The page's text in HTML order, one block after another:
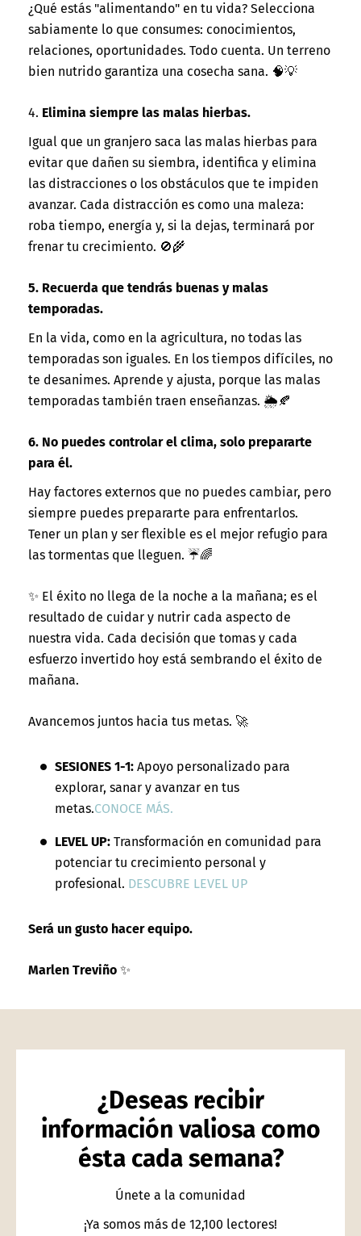
¿Qué estás "alimentando" en tu vida? Selecciona
sabiamente lo que consumes: conocimientos,
relaciones, oportunidades. Todo cuenta. Un terreno
bien nutrido garantiza una cosecha sana. 🧠💡
4. Elimina siempre las malas hierbas.
Igual que un granjero saca las malas hierbas para
evitar que dañen su siembra, identifica y elimina
las distracciones o los obstáculos que te impiden
avanzar. Cada distracción es como una maleza:
roba tiempo, energía y, si la dejas, terminará por
frenar tu crecimiento. 🚫🌾
5. Recuerda que tendrás buenas y malas
temporadas.
En la vida, como en la agricultura, no todas las
temporadas son iguales. En los tiempos difíciles, no
te desanimes. Aprende y ajusta, porque las malas
temporadas también traen enseñanzas. 🌦️🍂
6. No puedes controlar el clima, solo prepararte
para él.
Hay factores externos que no puedes cambiar, pero
siempre puedes prepararte para enfrentarlos.
Tener un plan y ser flexible es el mejor refugio para
las tormentas que lleguen. ☔🌈
✨ El éxito no llega de la noche a la mañana; es el
resultado de cuidar y nutrir cada aspecto de
nuestra vida. Cada decisión que tomas y cada
esfuerzo invertido hoy está sembrando el éxito de
mañana.
Avancemos juntos hacia tus metas. 🚀
SESIONES 1-1: Apoyo personalizado para
explorar, sanar y avanzar en tus
metas.CONOCE MÁS.
LEVEL UP: Transformación en comunidad para
potenciar tu crecimiento personal y
profesional. DESCUBRE LEVEL UP
Será un gusto hacer equipo.
Marlen Treviño ✨
¿Deseas recibir
información valiosa como
ésta cada semana?
Únete a la comunidad
¡Ya somos más de 12,100 lectores!